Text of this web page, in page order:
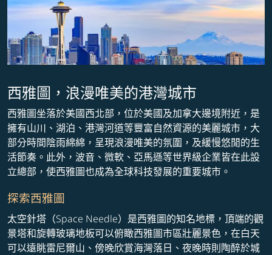
西雅圖，浪漫唯美的港灣城市
西雅圖坐落於美國西北部，位於美國及加拿大邊境附近，是
擁有山川、湖泊、港灣河道等豐富自然資源的美麗城市，大
部分時間陰雨綿綿，呈現浪漫唯美的氛圍，及緩慢悠閒的生
活節奏。此外，波音、微軟、亞馬遜等世界級企業皆在此設
立總部，使西雅圖也成為全球科技發展的重要城市。
探索西雅圖
太空針塔（Space Needle）是西雅圖的知名地標，頂端的觀
景塔和旋轉玻璃地板可以俯瞰西雅圖市區壯麗景色，在白天
可以遠眺雷尼爾山、傍晚欣賞海灣落日、夜晚時則陶醉於城